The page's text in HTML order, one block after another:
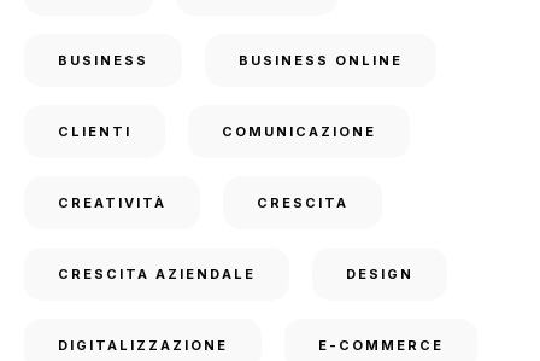
BUSINESS BUSINESS ONLINE
CLIENTI COMUNICAZIONE
CREATIVITÀ CRESCITA
CRESCITA AZIENDALE DESIGN
DIGITALIZZAZIONE E-COMMERCE